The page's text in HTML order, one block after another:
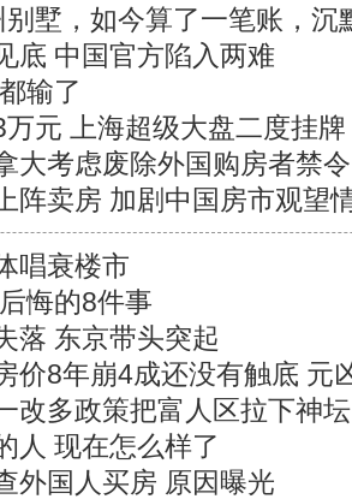
墅，如今算了一笔账，沉
底 中国官方陷入两难
输了
元 上海超级大盘二度挂牌
大考虑废除外国购房者禁令
阵卖房 加剧中国房市观望
唱衰楼市
悔的8件事
落 东京带头突起
价8年崩4成还没有触底 元
改多政策把富人区拉下神坛
人 现在怎么样了
外国人买房 原因曝光